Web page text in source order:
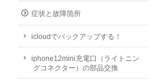
症状と故障箇所
icloudでバックアップする！
iphone12mini充電口（ライトニン
グコネクター）の部品交換